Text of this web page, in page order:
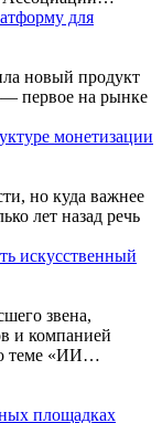
для
новый продукт
— первое на рынке
монетизации
но куда важнее
лет назад речь
искусственный
звена,
и компанией
теме «ИИ…